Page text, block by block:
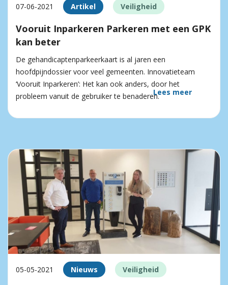
07-06-2021 Artikel Veiligheid
Vooruit Inparkeren Parkeren met een GPK
kan beter
De gehandicaptenparkeerkaart is al jaren een
hoofdpijndossier voor veel gemeenten. Innovatieteam
‘Vooruit Inparkeren’: Het kan ook anders, door het
probleem vanuit de gebruiker te benaderen.Lees meer
05-05-2021 Nieuws Veiligheid